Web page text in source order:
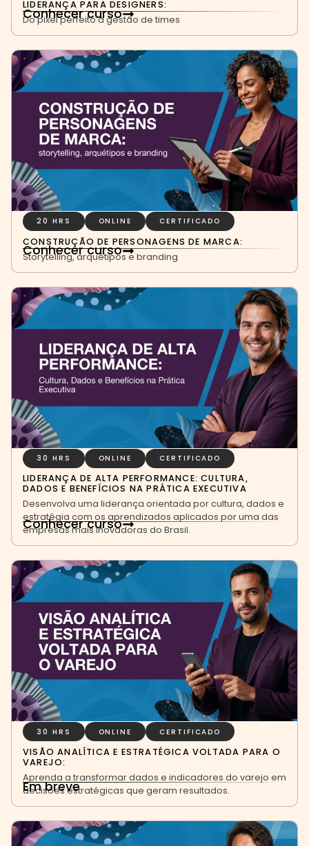
LIDERANÇA PARA DESIGNERS:
Do pixel perfeito à gestão de times
Conhecer curso
20 HRS ONLINE CERTIFICADO
CONSTRUÇÃO DE PERSONAGENS DE MARCA:
Storytelling, arquétipos e branding
Conhecer curso
30 HRS ONLINE CERTIFICADO
LIDERANÇA DE ALTA PERFORMANCE: CULTURA,
DADOS E BENEFÍCIOS NA PRÁTICA EXECUTIVA
Desenvolva uma liderança orientada por cultura, dados e
estratégia com os aprendizados aplicados por uma das
empresas mais inovadoras do Brasil.
Conhecer curso
30 HRS ONLINE CERTIFICADO
VISÃO ANALÍTICA E ESTRATÉGICA VOLTADA PARA O
VAREJO:
Aprenda a transformar dados e indicadores do varejo em
decisões estratégicas que geram resultados.
Em breve